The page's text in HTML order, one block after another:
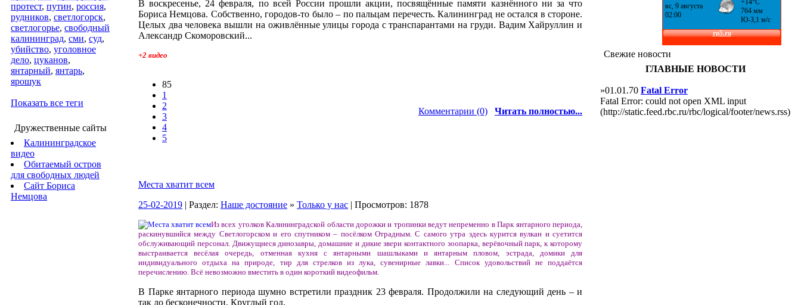
протест, путин, россия,
рудников, светлогорск,
светлогорье, свободный
калининград, сми, суд,
убийство, уголовное
дело, цуканов,
янтарный, янтарь,
ярошук
Показать все теги
Дружественные сайты
Калининградское
видео
Обитаемый остров
для свободных людей
Сайт Бориса
Немцова
В воскресенье, 24 февраля, по всей России прошли акции, посвящённые памяти казнённого ни за что
Бориса Немцова. Собственно, городов-то было – по пальцам перечесть. Калининград не остался в стороне.
Целых два человека вышли на оживлённые улицы города с транспарантами на груди. Вадим Хайруллин и
Александр Скоморовский...
+2 видео
85
1
2
3
4
5
Комментарии (0) Читать полностью...
Места хватит всем
25-02-2019 | Раздел: Наше достояние » Только у нас | Просмотров: 1878
Из всех уголков Калининградской области дорожки и тропинки ведут непременно в Парк янтарного периода,
раскинувшийся между Светлогорском и его спутником – посёлком Отрадным. С самого утра здесь курится вулкан и суетится
обслуживающий персонал. Движущиеся динозавры, домашние и дикие звери контактного зоопарка, верёвочный парк, к которому
выстраивается весёлая очередь, отменная кухня с янтарными шашлыками и янтарным пловом, эстрада, домики для
индивидуального отдыха на природе, тир для стрелков из лука, сувенирные лавки... Список удовольствий не поддаётся
перечислению. Всё невозможно вместить в один короткий видеофильм.
В Парке янтарного периода шумно встретили праздник 23 февраля. Продолжили на следующий день – и
так до бесконечности. Круглый год.
Свежие новости
ГЛАВНЫЕ НОВОСТИ
»01.01.70 Fatal Error
Fatal Error: could not open XML input
(http://static.feed.rbc.ru/rbc/logical/footer/news.rss)